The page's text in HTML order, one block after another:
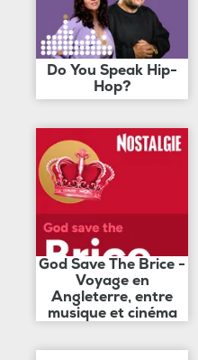
Do You Speak Hip-
Hop?
God Save The Brice -
Voyage en
Angleterre, entre
musique et cinéma